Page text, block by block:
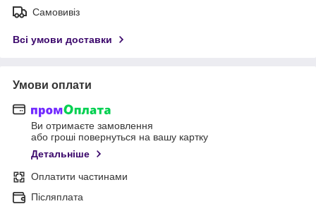
Самовивіз
Всі умови доставки
Умови оплати
Ви отримаєте замовлення
або гроші повернуться на вашу картку
Детальніше
Оплатити частинами
Післяплата